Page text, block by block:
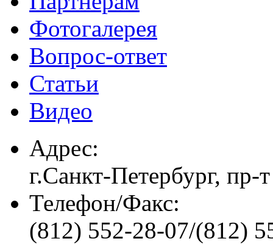
Фотогалерея
Вопрос-ответ
Статьи
Видео
Адрес:
г.Санкт-Петербург, пр-
Телефон/Факс:
(812) 552-28-07/(812)